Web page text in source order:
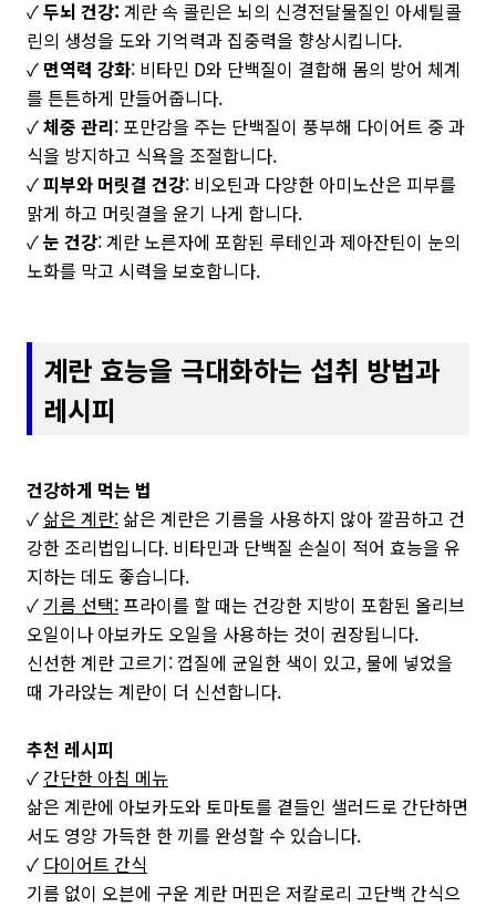
✓두뇌 건강: 계란 속 콜린은 뇌의 신경전달물질인 아세틸콜
린의 생성을 도와 기억력과 집중력을 향상시킵니다.
✓ 면역력 강화: 비타민 D와 단백질이 결합해 몸의 방어 체계
를 튼튼하게 만들어줍니다.
✓체중 관리: 포만감을 주는 단백질이 풍부해 다이어트 중 과
식을 방지하고 식욕을 조절합니다.
✓피부와 머릿결 건강: 비오틴과 다양한 아미노산은 피부를
맑게 하고 머릿결을 윤기 나게 합니다.
✓눈 건강: 계란 노른자에 포함된 루테인과 제아잔틴이 눈의
노화를 막고 시력을 보호합니다.
계란 효능을 극대화하는 섭취 방법과
레시피
건강하게 먹는 법
✓삶은 계란:삶은 계란은 기름을 사용하지 않아 깔끔하고 건
강한 조리법입니다. 비타민과 단백질 손실이 적어 효능을 유
지하는 데도 좋습니다.
✓ 기름 선택:프라이를 할 때는 건강한 지방이 포함된 올리브
오일이나 아보카도 오일을 사용하는 것이 권장됩니다.
신선한 계란 고르기: 껍질에 균일한 색이 있고, 물에 넣었을
때 가라앉는 계란이 더 신선합니다.
추천 레시피
✓ 간단한 아침 메뉴
삶은 계란에 아보카도와 토마토를 곁들인 샐러드로 간단하면
서도 영양 가득한 한 끼를 완성할 수 있습니다.
✓ 다이어트 간식
기름 없이 오븐에 구운 계란 머핀은 저칼로리 고단백 간식으